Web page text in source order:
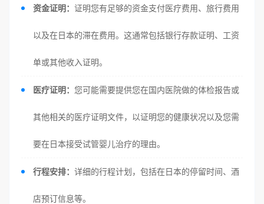
资金证明： 证明您有足够的资金支付医疗费用、旅行费用
以及在日本的滞在费用。这通常包括银行存款证明、工资
单或其他收入证明。
医疗证明： 您可能需要提供您在国内医院做的体检报告或
其他相关的医疗证明文件，以证明您的健康状况以及您需
要在日本接受试管婴儿治疗的理由。
行程安排： 详细的行程计划，包括在日本的停留时间、酒
店预订信息等。